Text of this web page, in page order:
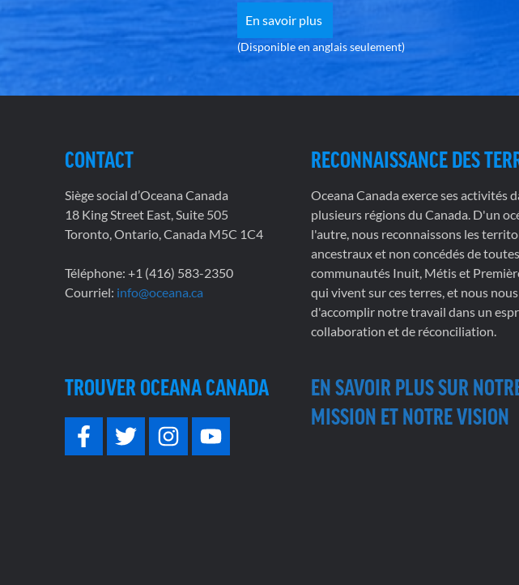
En savoir plus
(Disponible en anglais seulement)
CONTACT
Siège social d’Oceana Canada
18 King Street East, Suite 505
Toronto, Ontario, Canada M5C 1C4
Téléphone: +1 (416) 583-2350
Courriel: info@oceana.ca
TROUVER OCEANA CANADA
RECONNAISSANCE DES
Oceana Canada exerce ses activités
plusieurs régions du Canada. D'un
l'autre, nous reconnaissons les
ancestraux et non concédés de
communautés Inuit, Métis et
qui vivent sur ces terres, et nous
d'accomplir notre travail dans un
collaboration et de réconciliation.
EN SAVOIR PLUS SUR
MISSION ET NOTRE VISION